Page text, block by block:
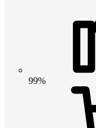
99%